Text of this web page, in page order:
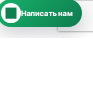
Написать нам